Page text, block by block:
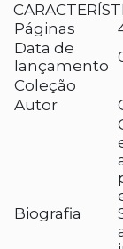
Páginas
Data de
lançamento
Coleção
Autor
Biografia